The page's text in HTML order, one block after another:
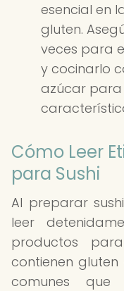
esencial en
gluten.
veces para
y cocinarlo
azúcar
Cómo Leer
para Sushi
Al preparar
leer
productos
contienen gluten
comunes que